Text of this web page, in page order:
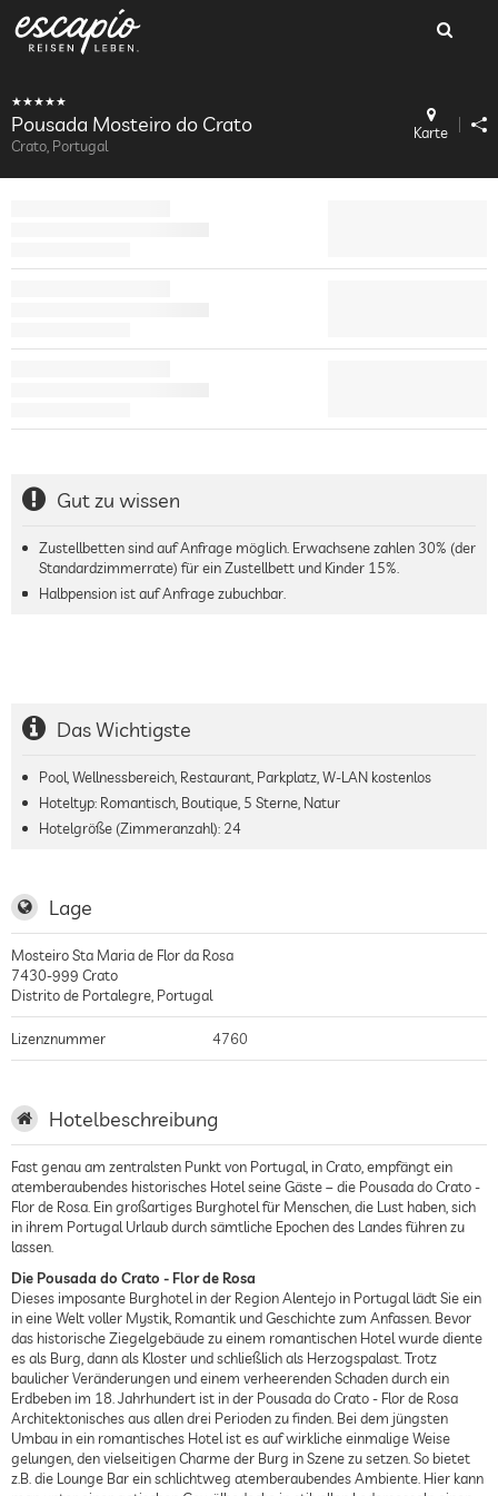
Pousada Mosteiro do Crato
Crato, Portugal
Karte
Gut zu wissen
Zustellbetten sind auf Anfrage möglich. Erwachsene zahlen 30% (der
Standardzimmerrate) für ein Zustellbett und Kinder 15%.
Halbpension ist auf Anfrage zubuchbar.
Das Wichtigste
Pool, Wellnessbereich, Restaurant, Parkplatz, W-LAN kostenlos
Hoteltyp: Romantisch, Boutique, 5 Sterne, Natur
Hotelgröße (Zimmeranzahl): 24
Lage
Mosteiro Sta Maria de Flor da Rosa
7430-999 Crato
Distrito de Portalegre Portugal
Lizenznummer 4760
Hotelbeschreibung
Fast genau am zentralsten Punkt von Portugal, in Crato, empfängt ein
atemberaubendes historisches Hotel seine Gäste – die Pousada do Crato -
Flor de Rosa. Ein großartiges Burghotel für Menschen, die Lust haben, sich
in ihrem Portugal Urlaub durch sämtliche Epochen des Landes führen zu
lassen.
Die Pousada do Crato - Flor de Rosa
Dieses imposante Burghotel in der Region Alentejo in Portugal lädt Sie ein
in eine Welt voller Mystik, Romantik und Geschichte zum Anfassen. Bevor
das historische Ziegelgebäude zu einem romantischen Hotel wurde diente
es als Burg, dann als Kloster und schließlich als Herzogspalast. Trotz
baulicher Veränderungen und einem verheerenden Schaden durch ein
Erdbeben im 18. Jahrhundert ist in der Pousada do Crato - Flor de Rosa
Architektonisches aus allen drei Perioden zu finden. Bei dem jüngsten
Umbau in ein romantisches Hotel ist es auf wirkliche einmalige Weise
gelungen, den vielseitigen Charme der Burg in Szene zu setzen. So bietet
z.B. die Lounge Bar ein schlichtweg atemberaubendes Ambiente. Hier kann